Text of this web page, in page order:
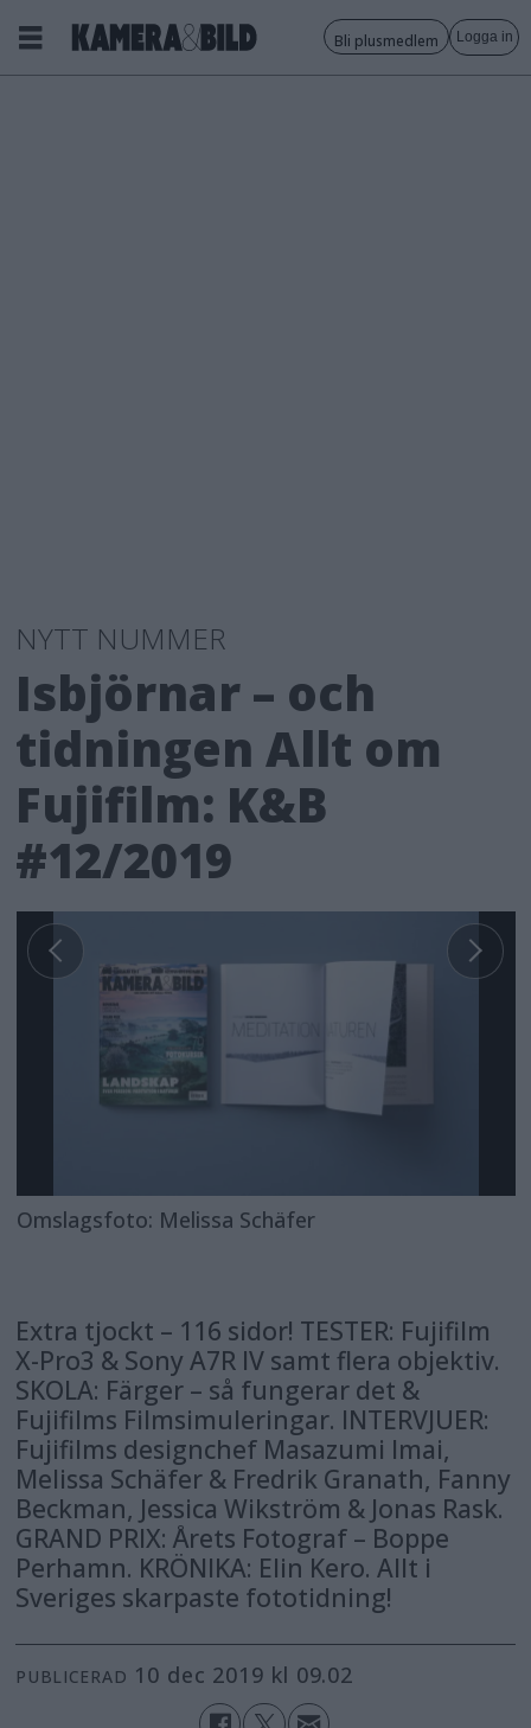
Bli plusmedlem Logga in
NYTT NUMMER
Isbjörnar – och
tidningen Allt om
Fujifilm: K&B
#12/2019
Omslagsfoto: Melissa Schäfer
Extra tjockt – 116 sidor! TESTER: Fujifilm
X-Pro3 & Sony A7R IV samt flera objektiv.
SKOLA: Färger – så fungerar det &
Fujifilms Filmsimuleringar. INTERVJUER:
Fujifilms designchef Masazumi Imai,
Melissa Schäfer & Fredrik Granath, Fanny
Beckman, Jessica Wikström & Jonas Rask.
GRAND PRIX: Årets Fotograf – Boppe
Perhamn. KRÖNIKA: Elin Kero. Allt i
Sveriges skarpaste fototidning!
PUBLICERAD 10 dec 2019 kl 09.02